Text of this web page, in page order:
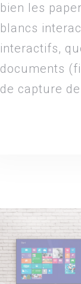
bien les
blancs
interactifs,
documents
de capture